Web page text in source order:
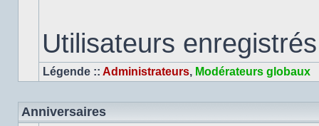
Utilisateurs
Légende :: Administrateurs, Modérateurs globaux
Anniversaires